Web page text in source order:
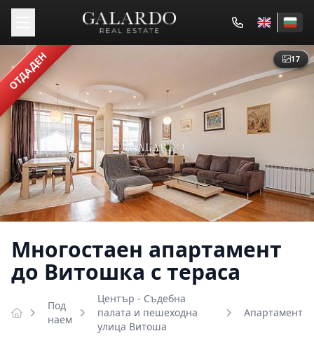
ОТДАДЕН 17
Многостаен апартамент
до Витошка с тераса
Под
наем
Център - Съдебна
палата и пешеходна
улица Витоша
Апартамент